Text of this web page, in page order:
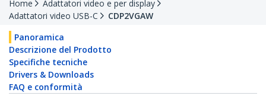
Home
Adattatori video e per display
Adattatori video USB-C
CDP2VGAW
Panoramica
Descrizione del Prodotto
Specifiche tecniche
Drivers & Downloads
FAQ e conformità